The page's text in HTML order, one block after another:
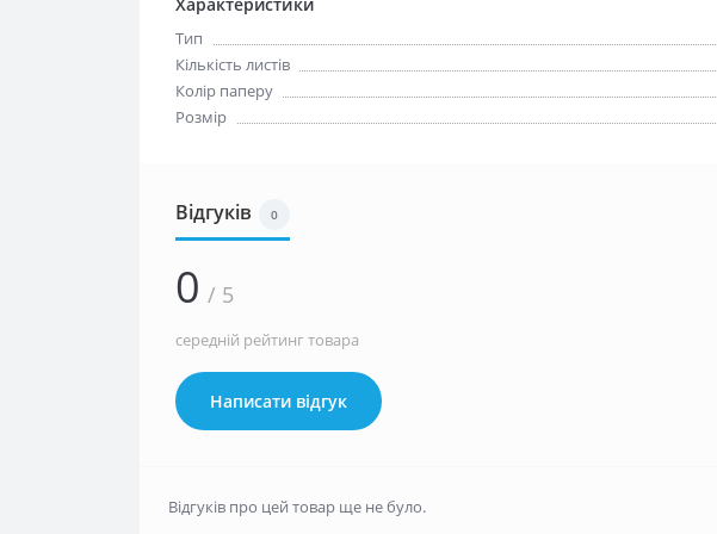
Тип
Кількість листів
Колір паперу
Розмір
Відгуків 0
0 / 5
середній рейтинг товара
Написати відгук
Відгуків про цей товар ще не було.